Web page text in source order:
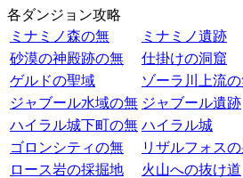
各ダンジョン攻略
ミナミノ森の無
ミナミノ遺跡
砂漠の神殿跡の無
仕掛けの洞窟
ゲルドの聖域
ゾーラ川上流
ジャブール水域の無 ジャブール遺跡
ハイラル城下町の無 ハイラル城
ゴロンシティの無
リザルフォス
ロース岩の採掘地
火山への抜け道